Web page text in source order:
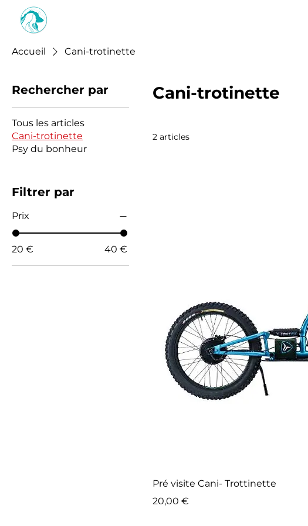
Accueil Cani-trotinette
Rechercher par
Tous les articles
Cani-trotinette
Psy du bonheur
Filtrer par
Prix
20 € 40 €
Cani-trotinette
2 articles
Pré visite Cani- Trottinette
Prix
20,00 €